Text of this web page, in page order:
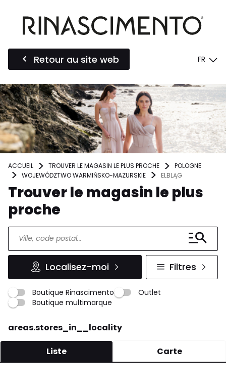
Retour au site web FR
ACCUEIL TROUVER LE MAGASIN LE PLUS PROCHE
POLOGNE
WOJEWÓDZTWO WARMIŃSKO-MAZURSKIE
ELBLĄG
Trouver le magasin le plus
proche
Localisez-moi Filtres
Boutique Rinascimento
Outlet
Boutique multimarque
areas.stores_in__locality
Liste Carte